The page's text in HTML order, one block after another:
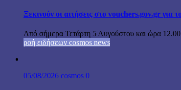
Ξεκινούν οι αιτήσεις στο vouchers.gov.gr
Από σήμερα Τετάρτη 5 Αυγούστου και ώρα 12.00
ροή ειδήσεων cosmos news
05/08/2026 cosmos 0